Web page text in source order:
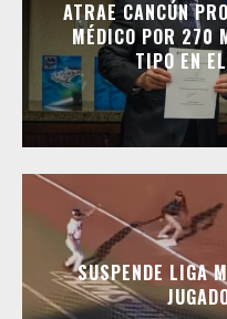
ATRAE CANCÚN
MÉDICO POR 270
TIPO EN
SUSPENDE LIGA